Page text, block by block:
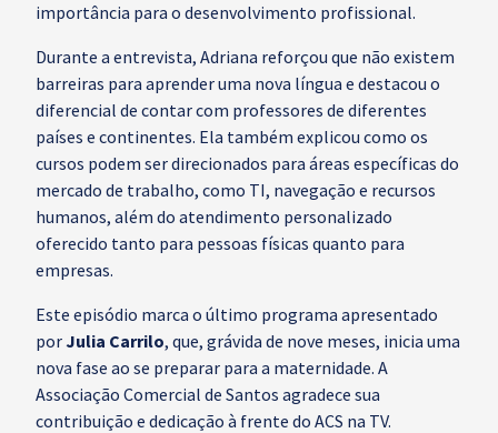
importância para o desenvolvimento profissional.
Durante a entrevista, Adriana reforçou que não existem
barreiras para aprender uma nova língua e destacou o
diferencial de contar com professores de diferentes
países e continentes. Ela também explicou como os
cursos podem ser direcionados para áreas específicas do
mercado de trabalho, como TI, navegação e recursos
humanos, além do atendimento personalizado
oferecido tanto para pessoas físicas quanto para
empresas.
Este episódio marca o último programa apresentado
porJulia Carrilo, que, grávida de nove meses, inicia uma
nova fase ao se preparar para a maternidade. A
Associação Comercial de Santos agradece sua
contribuição e dedicação à frente do ACS na TV.